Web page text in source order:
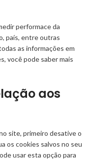
performace da
país, entre outras
as informações em
você pode saber mais
aos
site, primeiro desative o
os cookies salvos no seu
usar esta opção para